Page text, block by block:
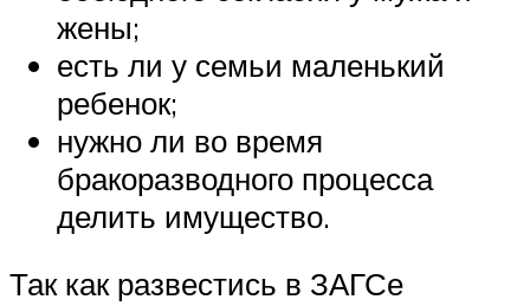
жены;
есть ли у семьи маленький
ребенок;
нужно ли во время
бракоразводного процесса
делить имущество.
Так как развестись в ЗАГСе